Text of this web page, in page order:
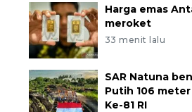
Harga emas
meroket
33 menit lalu
SAR Natuna
Putih 106
Ke-81 RI